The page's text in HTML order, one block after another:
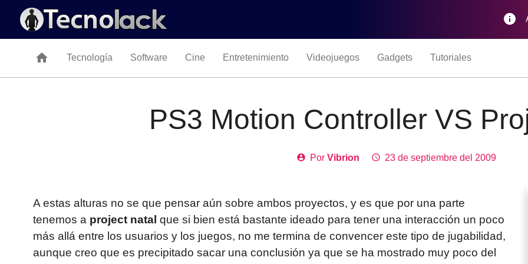
info
home Tecnología Software Cine Entretenimiento Videojuegos Gadgets Tutoriales
PS3 Motion Controller VS
account_circle Por Vibrion access_time 23 de septiembre del 2009
A estas alturas no se que pensar aún sobre ambos proyectos, y es que por una parte
tenemos a project natal que si bien está bastante ideado para tener una interacción un poco
más allá entre los usuarios y los juegos, no me termina de convencer este tipo de jugabilidad,
aunque creo que es precipitado sacar una conclusión ya que se ha mostrado muy poco del